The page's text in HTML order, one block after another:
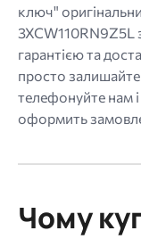
ключ"
3XCW110RN9Z5L
гарантією та
просто
телефонуйте нам
оформить
Чому